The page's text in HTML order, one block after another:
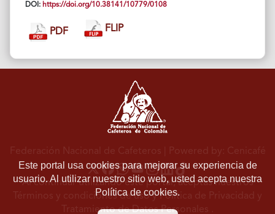
DOI: https://doi.org/10.38141/10779/0108
PDF FLIP
Este portal usa cookies para mejorar su experiencia de
usuario. Al utilizar nuestro sitio web, usted acepta nuestra
Política de cookies.
Federación Nacional de Cafeteros | Powered by: Cenicafé
Al continuar utilizando este portal, aceptas nuestros
Términos y condiciones de usoyPolítica de Privacidad y
Tratamiento de Datos Personales